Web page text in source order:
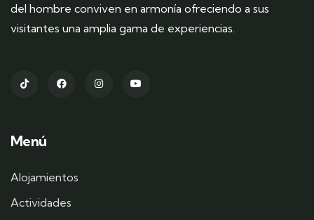
del hombre conviven en armonía ofreciendo a sus
visitantes una amplia gama de experiencias.
Menú
Alojamientos
Actividades